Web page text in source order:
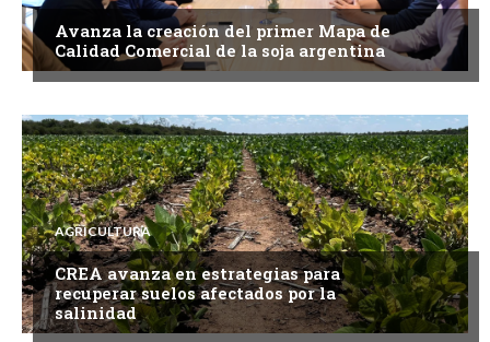
Avanza la creación del primer Mapa de
Calidad Comercial de la soja argentina
AGRICULTURA
CREA avanza en estrategias para
recuperar suelos afectados por la
salinidad